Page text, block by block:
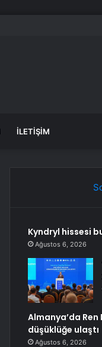
İLETIŞIM
Kyndryl hissesi
Ağustos 6, 2026
Almanya’da
düşüklüğe ulaştı
Ağustos 6, 2026